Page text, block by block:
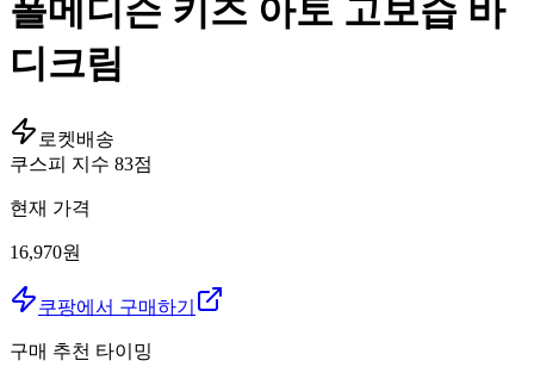
폴메디슨 키즈 아토 고보습 바
디크림
로켓배송
쿠스피 지수 83점
현재 가격
16,970원
쿠팡에서 구매하기
구매 추천 타이밍